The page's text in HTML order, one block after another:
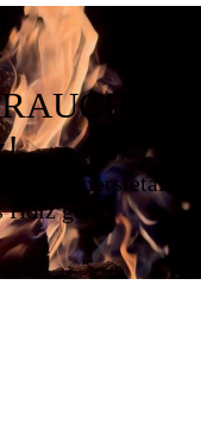
dem Innerstetal.
Holz geht!